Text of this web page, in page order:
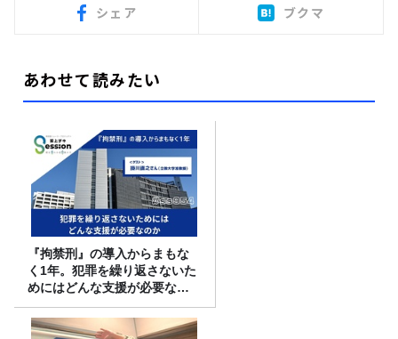
シェア ブクマ
あわせて読みたい
『拘禁刑』の導入からまもな
く1年。犯罪を繰り返さないた
めにはどんな支援が必要なの
か